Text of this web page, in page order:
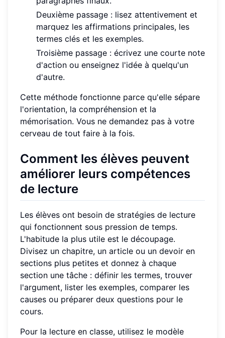
Deuxième passage : lisez attentivement et
marquez les affirmations principales, les
termes clés et les exemples.
Troisième passage : écrivez une courte note
d'action ou enseignez l'idée à quelqu'un
d'autre.
Cette méthode fonctionne parce qu'elle sépare
l'orientation, la compréhension et la
mémorisation. Vous ne demandez pas à votre
cerveau de tout faire à la fois.
Comment les élèves peuvent
améliorer leurs compétences
de lecture
Les élèves ont besoin de stratégies de lecture
qui fonctionnent sous pression de temps.
L'habitude la plus utile est le découpage.
Divisez un chapitre, un article ou un devoir en
sections plus petites et donnez à chaque
section une tâche : définir les termes, trouver
l'argument, lister les exemples, comparer les
causes ou préparer deux questions pour le
cours.
Pour la lecture en classe, utilisez le modèle